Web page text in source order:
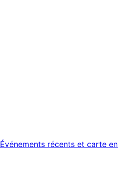
Événements récents et carte en